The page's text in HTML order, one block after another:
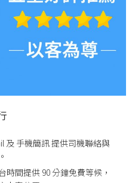
及 手機簡訊 提供司機聯絡與
間提供 90 分鐘免費等候，